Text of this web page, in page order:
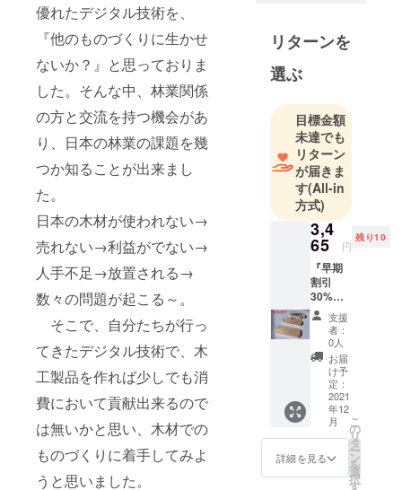
優れたデジタル技術を、
『他のものづくりに生かせ
ないか？』と思っておりま
した。そんな中、林業関係
の方と交流を持つ機会があ
り、日本の林業の課題を幾
つか知ることが出来まし
た。
日本の木材が使われない→
売れない→利益がでない→
人手不足→放置される→
数々の問題が起こる～。
そこで、自分たちが行っ
てきたデジタル技術で、木
工製品を作れば少しでも消
費において貢献出来るので
は無いかと思い、木材での
ものづくりに着手してみよ
うと思いました。
自社製品の
造・販売を
立ち上げた
部門です。
木材を使用
する事で、
環境保護・
持続可能な
開発目標な
どにも、貢
献できるの
ではないか
と思ってお
ります。
最新のデジ
で、ものづ
くりの楽し
さを実践し
てみたい方
へのサポー
リターンを
選ぶ
目標金額
未達でも
リターン
が届きま
す(All-in
方式)
3,4
65 円
残り10
『早期
割引
30%オ
フ限定
10個』
定価
4950円
→3465
円 桧
（ヒノ
キ）
材
木製ペ
ンケー
ス
『素材
支援
者：
0人
お届
け予
定：
2021
年12
月
詳細を見る
こ
の
リ
タ
ー
ン
を
選
択
す